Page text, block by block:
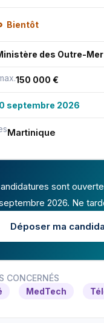
Bientôt
des Outre-Mer
150 000 €
septembre 2026
Martinique
sont
2026. Ne
Déposer ma
CONCERNÉS
MedTech